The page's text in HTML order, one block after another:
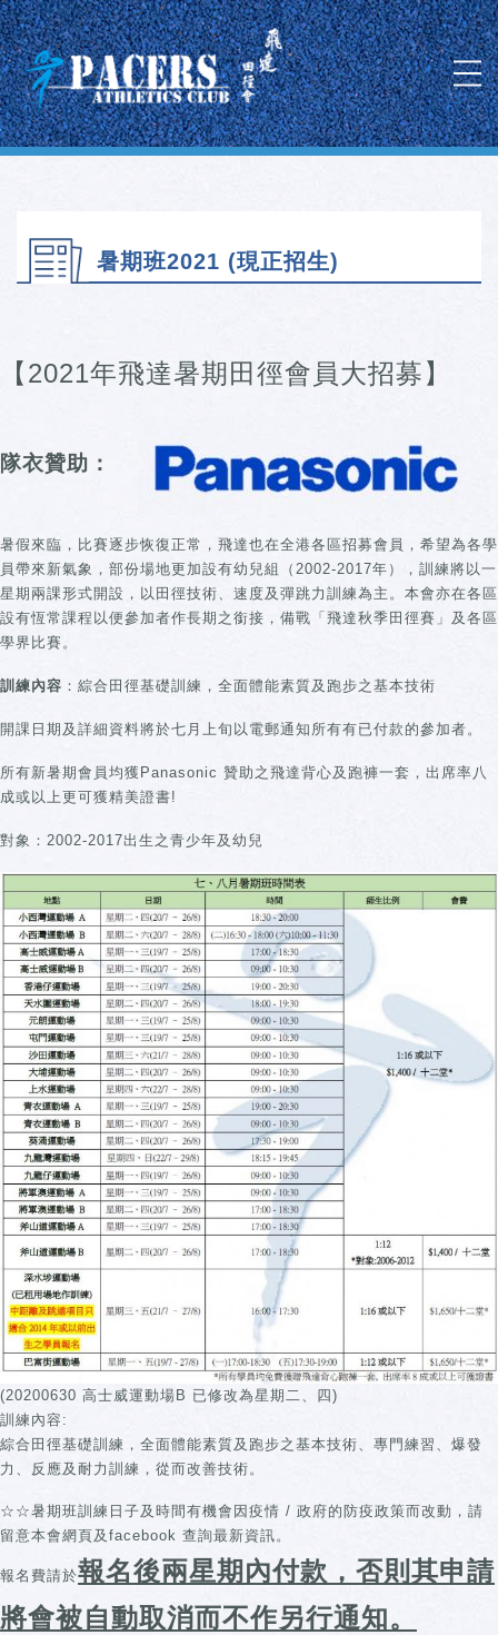
暑期班2021 (現正招生)
【2021年飛達暑期田徑會員大招募】
隊衣贊助：
暑假來臨，比賽逐步恢復正常，飛達也在全港各區招募會員，希望為各學
員帶來新氣象，部份場地更加設有幼兒組（2002-2017年），訓練將以一
星期兩課形式開設，以田徑技術、速度及彈跳力訓練為主。本會亦在各區
設有恆常課程以便參加者作長期之銜接，備戰「飛達秋季田徑賽」及各區
學界比賽。
訓練內容 ：綜合田徑基礎訓練，全面體能素質及跑步之基本技術
開課日期及詳細資料將於七月上旬以電郵通知所有有已付款的參加者。
所有新暑期會員均獲Panasonic 贊助之飛達背心及跑褲一套，出席率八
成或以上更可獲精美證書!
對象：2002-2017出生之青少年及幼兒
(20200630 高士威運動場B 已修改為星期二、四)
訓練內容:
綜合田徑基礎訓練，全面體能素質及跑步之基本技術、專門練習、爆發
力、反應及耐力訓練，從而改善技術。
☆☆暑期班訓練日子及時間有機會因疫情 / 政府的防疫政策而改動，請
留意本會網頁及facebook 查詢最新資訊。
報名費請於報名後兩星期內付款 ， 否則其申請
將會被自動取消而不作另行通知。